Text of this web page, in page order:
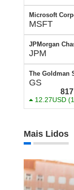
Microsoft
MSFT
JPMorgan
JPM
The Goldman
GS
817
12.27USD
Mais Lidos